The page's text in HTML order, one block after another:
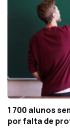
1 700 alunos
por falta de